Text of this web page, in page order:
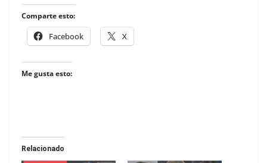
Comparte esto:
Facebook X
Me gusta esto:
Relacionado